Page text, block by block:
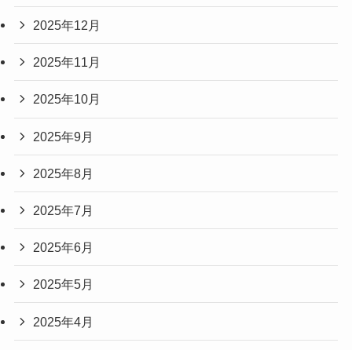
2025年12月
2025年11月
2025年10月
2025年9月
2025年8月
2025年7月
2025年6月
2025年5月
2025年4月